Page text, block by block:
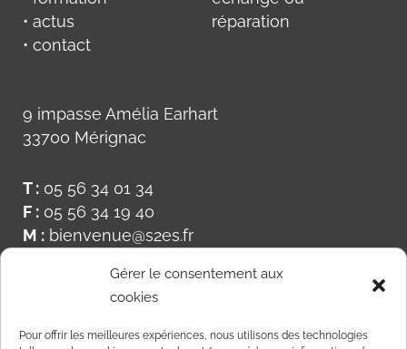
Gérer le consentement aux
cookies
Pour offrir les meilleures expériences, nous utilisons des technologies
• actus
• contact
réparation
9 impasse Amélia Earhart
33700 Mérignac
T : 05 56 34 01 34
F : 05 56 34 19 40
M : bienvenue@s2es.fr